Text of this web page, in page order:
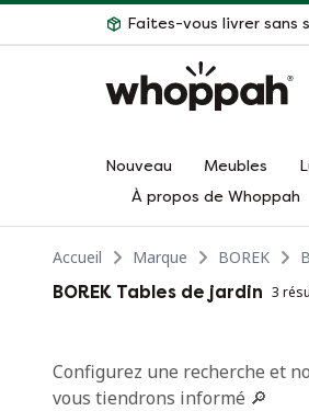
Faites-vous livrer sans
Nouveau Meubles
À propos de Whoppah
Accueil Marque BOREK
BOREK Tables de jardin 3
Configurez une recherche et
vous tiendrons informé 🔎